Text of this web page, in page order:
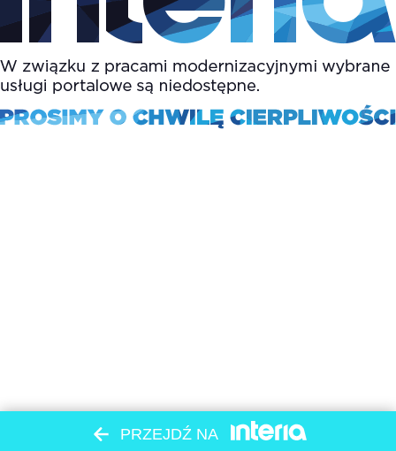
PRZEJDŹ NA